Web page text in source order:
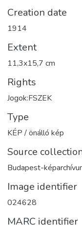
Creation date
1914
Extent
11,3x15,7 cm
Rights
Jogok:FSZEK
Type
KÉP / önálló kép
Source
Budapest-
Image identifier
024628
MARC identifier